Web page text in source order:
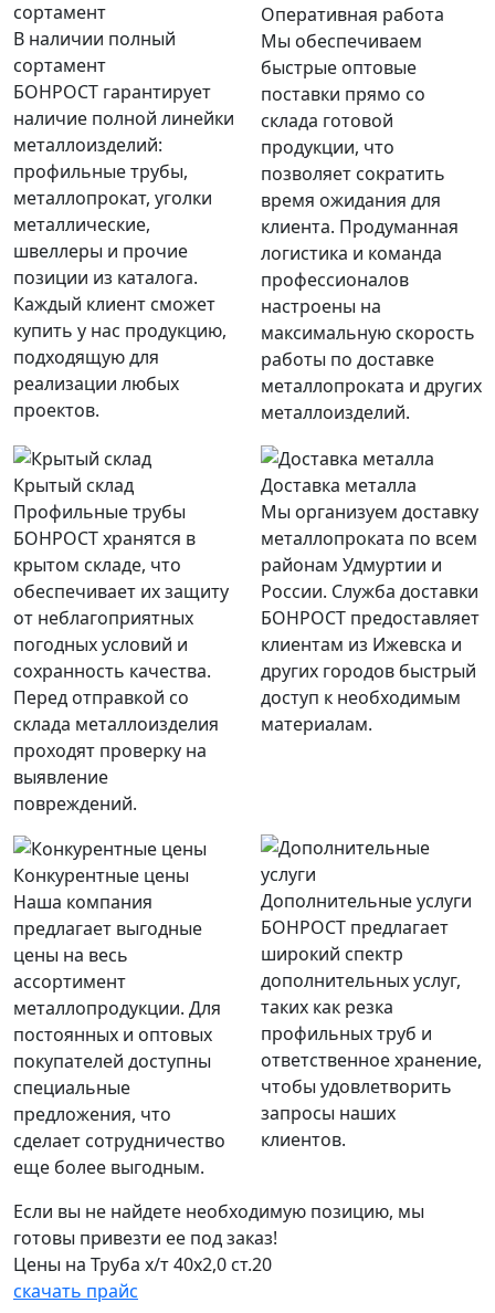
В наличии полный
сортамент
БОНРОСТ гарантирует
наличие полной линейки
металлоизделий:
профильные трубы,
металлопрокат, уголки
металлические,
швеллеры и прочие
позиции из каталога.
Каждый клиент сможет
купить у нас продукцию,
подходящую для
реализации любых
проектов.
Оперативная работа
Мы обеспечиваем
быстрые оптовые
поставки прямо со
склада готовой
продукции, что
позволяет сократить
время ожидания для
клиента. Продуманная
логистика и команда
профессионалов
настроены на
максимальную скорость
работы по доставке
металлопроката и других
металлоизделий.
Крытый склад
Профильные трубы
БОНРОСТ хранятся в
крытом складе, что
обеспечивает их защиту
от неблагоприятных
погодных условий и
сохранность качества.
Перед отправкой со
склада металлоизделия
проходят проверку на
выявление
повреждений.
Доставка металла
Мы организуем доставку
металлопроката по всем
районам Удмуртии и
России. Служба доставки
БОНРОСТ предоставляет
клиентам из Ижевска и
других городов быстрый
доступ к необходимым
материалам.
Конкурентные цены
Наша компания
предлагает выгодные
цены на весь
ассортимент
металлопродукции. Для
постоянных и оптовых
покупателей доступны
специальные
предложения, что
сделает сотрудничество
еще более выгодным.
Дополнительные услуги
БОНРОСТ предлагает
широкий спектр
дополнительных услуг,
таких как резка
профильных труб и
ответственное хранение,
чтобы удовлетворить
запросы наших
клиентов.
Если вы не найдете необходимую позицию, мы
готовы привезти ее под заказ!
Цены на Труба х/т 40х2,0 ст.20
скачать прайс